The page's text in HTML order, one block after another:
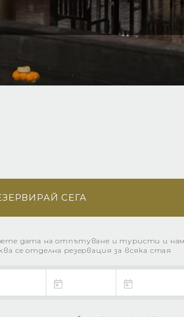
СЕГА
дата на отпътуване и туристи и
се отделна резервация за всяка стая